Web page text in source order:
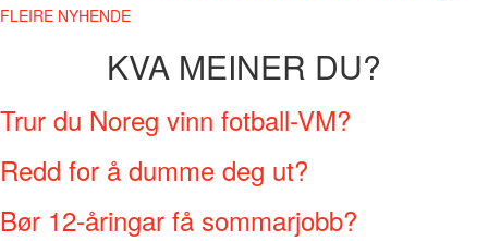
FLEIRE NYHENDE
KVA MEINER DU?
Trur du Noreg vinn fotball-VM?
Redd for å dumme deg ut?
Bør 12-åringar få sommarjobb?